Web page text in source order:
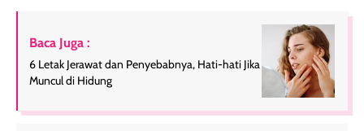
Baca Juga :
6 Letak Jerawat dan Penyebabnya, Hati-hati Jika
Muncul di Hidung